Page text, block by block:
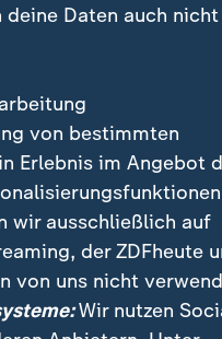
rollen die
kann
Volker Wissing.
Daten auch nicht
von bestimmten
Erlebnis im Angebot
wir ausschließlich auf
der ZDFheute
von uns nicht
Wir nutzen